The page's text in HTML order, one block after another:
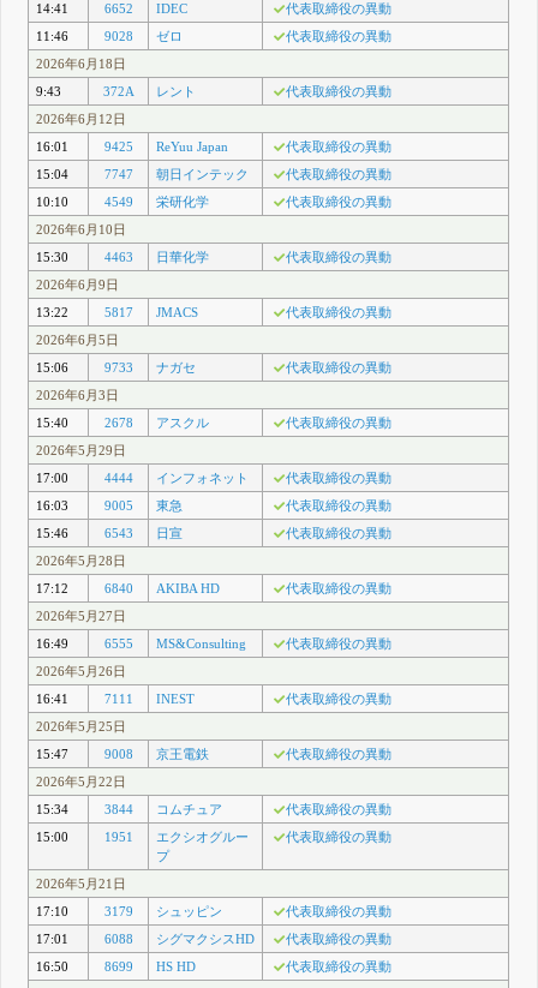
14:41 6652 IDEC
代表取締役の異動
11:46
9028 ゼロ
代表取締役の異動
2026年6月18日
9:43
372A レント
代表取締役の異動
2026年6月12日
16:01
9425 ReYuu Japan
代表取締役の異動
15:04
7747 朝日インテック
代表取締役の異動
10:10
4549 栄研化学
代表取締役の異動
2026年6月10日
15:30
4463 日華化学
代表取締役の異動
2026年6月9日
13:22
5817 JMACS
代表取締役の異動
2026年6月5日
15:06
9733 ナガセ
代表取締役の異動
2026年6月3日
15:40
2678 アスクル
代表取締役の異動
2026年5月29日
17:00
4444 インフォネット
代表取締役の異動
16:03
9005 東急
代表取締役の異動
15:46
6543 日宣
代表取締役の異動
2026年5月28日
17:12
6840 AKIBA HD
代表取締役の異動
2026年5月27日
16:49
6555 MS&Consulting
代表取締役の異動
2026年5月26日
16:41
7111 INEST
代表取締役の異動
2026年5月25日
15:47
9008 京王電鉄
代表取締役の異動
2026年5月22日
15:34
3844 コムチュア
代表取締役の異動
15:00
1951
エクシオグルー
プ
代表取締役の異動
2026年5月21日
17:10
3179 シュッピン
代表取締役の異動
17:01
6088 シグマクシスHD
代表取締役の異動
16:50
8699 HS HD
代表取締役の異動